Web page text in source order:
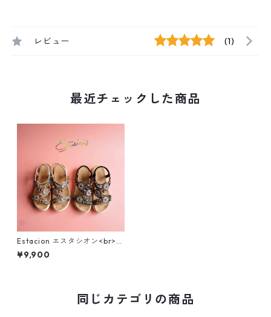
レビュー (1)
最近チェックした商品
Estacion エスタシオン<br>エ
スニック調サークルモチーフ
カラフルビーズコンフォート
¥9,900
同じカテゴリの商品